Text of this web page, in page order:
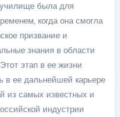
была для
когда она смогла
призвание и
знания в области
этап в ее жизни
в ее дальнейшей карьере
из самых известных и
индустрии